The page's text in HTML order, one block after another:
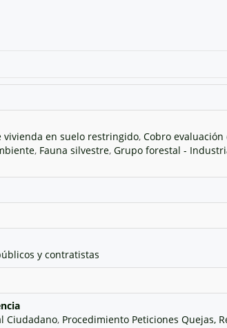
vivienda en suelo restringido, Cobro
, Fauna silvestre, Grupo forestal -
y contratistas
Ciudadano, Procedimiento Peticiones Quejas,